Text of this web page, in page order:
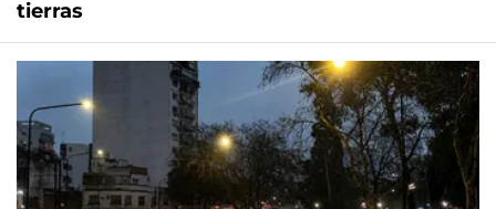
tierras